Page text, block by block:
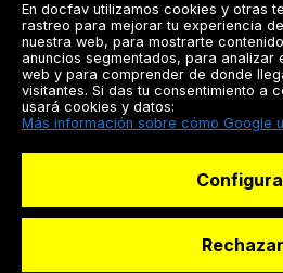
Registrarse
Docfav
En docfav utilizamos cookies y otras
rastreo para mejorar tu experiencia
nuestra web, para mostrarte
anuncios segmentados, para analizar
web y para comprender de donde
visitantes. Si das tu consentimiento a
usará cookies y datos:
Más información sobre cómo Google
Rechazar